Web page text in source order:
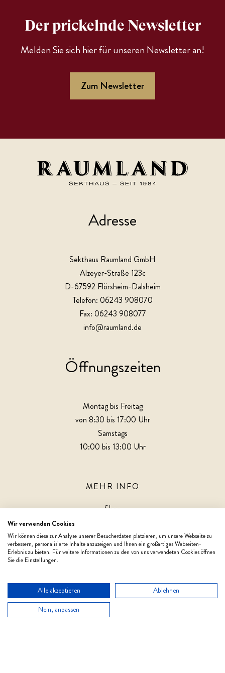
Der prickelnde Newsletter
Melden Sie sich hier für unseren Newsletter an!
Zum Newsletter
Adresse
Sekthaus Raumland GmbH
Alzeyer-Straße 123c
D-67592 Flörsheim-Dalsheim
Telefon: 06243 908070
Fax: 06243 908077
info@raumland.de
Öffnungszeiten
Montag bis Freitag
von 8:30 bis 17:00 Uhr
Samstags
10:00 bis 13:00 Uhr
MEHR INFO
Shop
Mein Konto
Datenschutzerklärung
Wir verwenden Cookies
Wir können diese zur Analyse unserer Besucherdaten platzieren, um unsere Webseite zu
verbessern, personalisierte Inhalte anzuzeigen und Ihnen ein großartiges Webseiten-
Erlebnis zu bieten. Für weitere Informationen zu den von uns verwendeten Cookies öffnen
Sie die Einstellungen.
Alle akzeptieren
Ablehnen
Nein, anpassen